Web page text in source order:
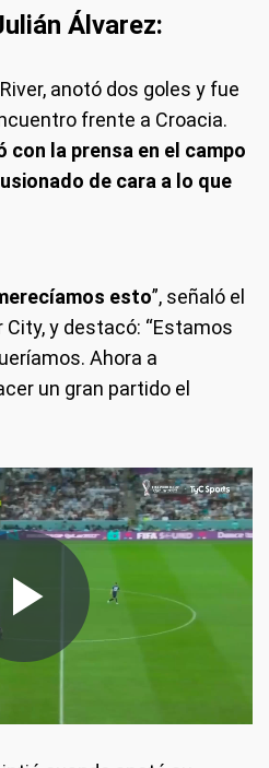
Álvarez:
anotó dos goles y fue
frente a Croacia.
la prensa en el campo
de cara a lo que
esto”, señaló el
y destacó: “Estamos
Ahora a
un gran partido el